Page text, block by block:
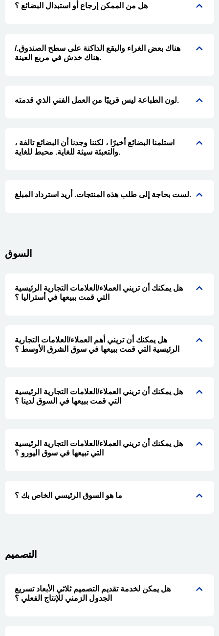
هل من الممكن إرجاع أو استبدال البضائع ؟
هناك بعض الغراء والبقع الداكنة على سطح الصندوق./
هناك خدش في مربع العينة.
لون الطباعة ليس قريبًا من العمل الفني الذي قدمته.
استلمنا البضائع أخيرًا ، لكننا وجدنا أن البضائع تالفة ،
والتعبئة سيئة للغاية. محبط للغاية.
لست بحاجة إلى طلب هذه المنتجات. أريد استرداد المبلغ.
السوق
هل يمكنك أن تريني العملاء/العلامات التجارية الرئيسية
التي قمت ببيعها في أستراليا ؟
هل يمكنك أن تريني أهم العملاء/العلامات التجارية
الرئيسية التي قمت ببيعها في سوق الشرق الأوسط ؟
هل يمكنك أن تريني العملاء/العلامات التجارية الرئيسية
التي قمت ببيعها في السوق لدينا ؟
هل يمكنك أن تريني العملاء/العلامات التجارية الرئيسية
التي تبيعها في سوق اليورو ؟
ما هو السوق الرئيسي الخاص بك ؟
التصميم
هل يمكن لخدمة تقديم التصميم ثلاثي الأبعاد تسريع
الجدول الزمني للإنتاج الفعلي ؟